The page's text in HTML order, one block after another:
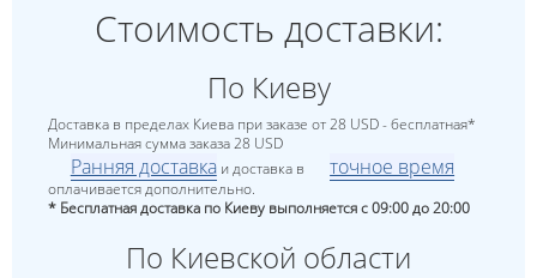
Стоимость доставки:
По Киеву
Доставка в пределах Киева при заказе от 28 USD - бесплатная*
Минимальная сумма заказа 28 USD
Ранняя доставкаи доставка в точное время
оплачивается дополнительно.
* Бесплатная доставка по Киеву выполняется с 09:00 до 20:00
По Киевской области